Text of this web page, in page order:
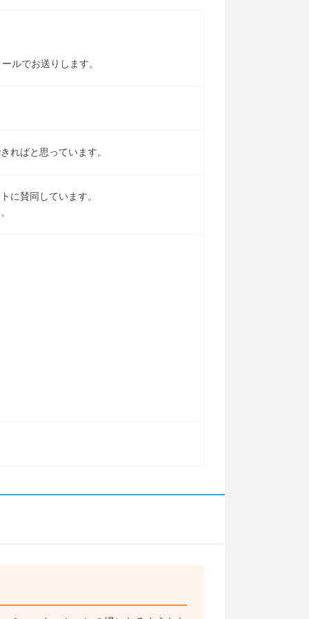
ルでお送りします。
ればと思っています。
に賛同しています。